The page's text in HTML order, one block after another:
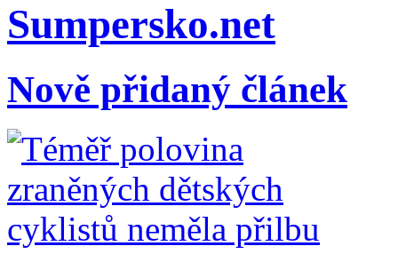
Sumpersko.net
Nově přidaný článek